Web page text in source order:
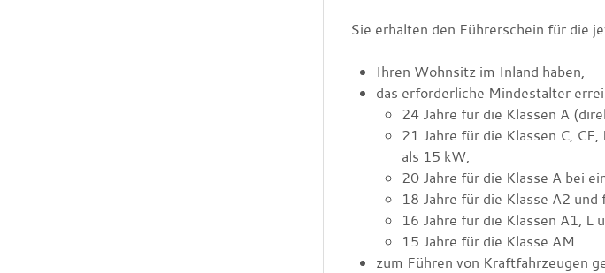
Sie erhalten den Führerschein für die
Ihren Wohnsitz im Inland haben,
das erforderliche Mindestalter
24 Jahre für die Klassen A
21 Jahre für die Klassen C,
als 15 kW,
20 Jahre für die Klasse A bei
18 Jahre für die Klasse A2 und
16 Jahre für die Klassen A1, L
15 Jahre für die Klasse AM
zum Führen von Kraftfahrzeugen